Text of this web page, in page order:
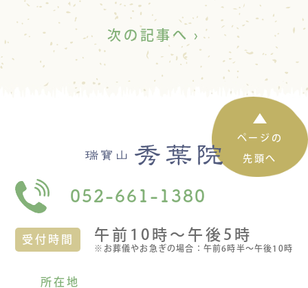
次の記事へ ›
ページの
先頭へ
052-661-1380
受付時間 午前10時〜午後5時
※お葬儀やお急ぎの場合：午前6時半〜午後10時
所在地